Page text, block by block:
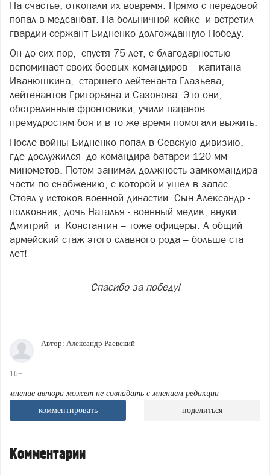
На счастье, откопали их вовремя. Прямо с передовой
попал в медсанбат. На больничной койке и встретил
гвардии сержант Бидненко долгожданную Победу.
Он до сих пор, спустя 75 лет, с благодарностью
вспоминает своих боевых командиров – капитана
Иванюшкина, старшего лейтенанта Глазьева,
лейтенантов Григорьяна и Сазонова. Это они,
обстрелянные фронтовики, учили пацанов
премудростям боя и в то же время помогали выжить.
После войны Бидненко попал в Севскую дивизию,
где дослужился до командира батареи 120 мм
минометов. Потом занимал должность замкомандира
части по снабжению, с которой и ушел в запас.
Стоял у истоков военной династии. Сын Александр -
полковник, дочь Наталья - военный медик, внуки
Дмитрий и Константин – тоже офицеры. А общий
армейский стаж этого славного рода – больше ста
лет!
Спасибо за победу!
Автор: Александр Раевский
16+
мнение автора может не совпадать с мнением редакции
комментировать
поделиться
Комментарии